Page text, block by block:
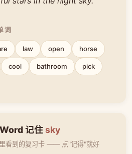
词
law open horse
cool bathroom pick
记住sky
看到的复习卡 —— 点"记得"就好